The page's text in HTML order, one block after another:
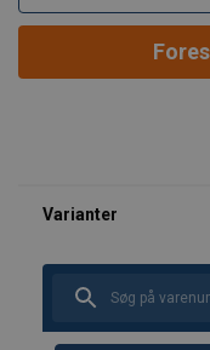
Advarsel: